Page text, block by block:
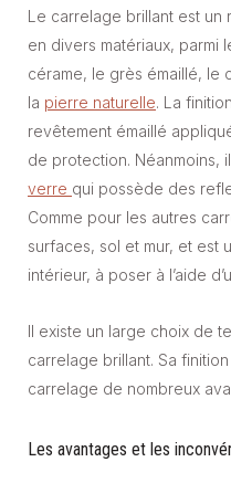
Le carrelage brillant est
en divers matériaux, parmi
cérame, le grès émaillé, le
la pierre naturelle. La
revêtement émaillé
de protection. Néanmoins,
verre qui possède des
Comme pour les autres
surfaces, sol et mur, et est
intérieur, à poser à l’aide
Il existe un large choix de
carrelage brillant. Sa
carrelage de nombreux
Les avantages et les